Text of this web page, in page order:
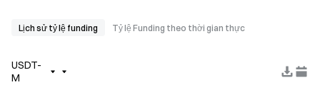
Lịch sử tỷ lệ funding Tỷ lệ Funding theo thời gian thực
USDT-
M